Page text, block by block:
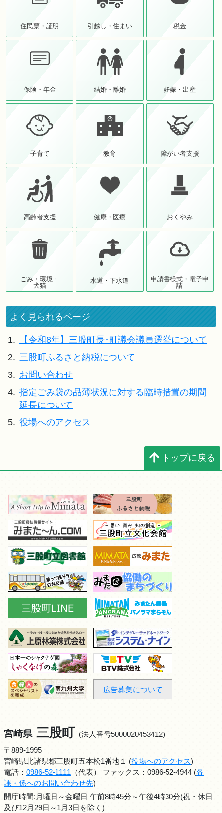
住民票・証明 引越し・住まい 税金
保険・年金 結婚・離婚 妊娠・出産
子育て 教育 障がい者支援
高齢者支援 健康・医療 おくやみ
ごみ・環境・
犬猫
水道・下水道
申請書様式・電子申
請
よく見られるページ
1.
【令和8年】三股町長･町議会議員選挙について
2. 三股町ふるさと納税について
3. お問い合わせ
4. 指定ごみ袋の品薄状況に対する臨時措置の期間
延長について
5. 役場へのアクセス
トップに戻る
広告募集について
宮崎県 三股町 (法人番号5000020453412)
〒889-1995
宮崎県北諸県郡三股町五本松1番地１ (役場へのアクセス)
電話： 0986-52-1111 （代表） ファックス：0986-52-4944 (各
課・係へのお問い合わせ先)
開庁時間:月曜日～金曜日 午前8時45分～午後4時30分(祝・休日
及び12月29日～1月3日を除く)